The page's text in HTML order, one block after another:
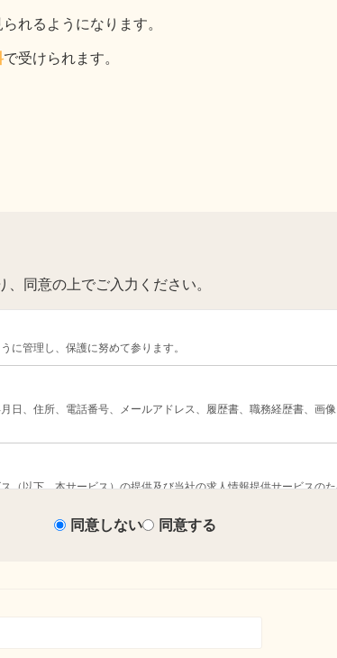
れるようになります。
で受けられます。
同意の上でご入力ください。
同意しない 同意する